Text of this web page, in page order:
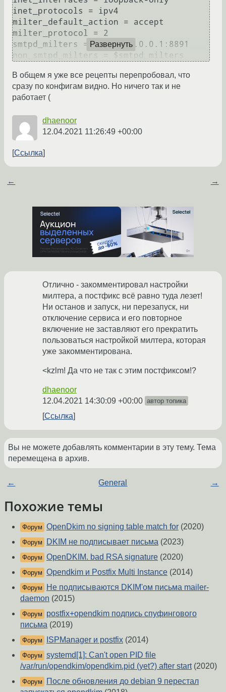
inet_protocols = ipv4
milter_default_action = accept
milter_protocol = 2
smtpd_milters = inet:127.0.0.1:8891
Развернуть
В общем я уже все рецепты перепробовал, что
сразу по конфигам видно. Но ничего так и не
работает (
dhaenoor
12.04.2021 11:26:49 +00:00
Ссылка
← →
Отлично - закомментировал настройки
милтера, а постфикс всё равно туда лезет!
Ни останов и запуск, ни перезапуск, ни
отключение сервиса и его повторное
включение не заставляют его прекратить
пользоваться настройкой милтера, которая
уже закомментирована.
<kzlm! Да что не так с этим постфиксом!?
dhaenoor
12.04.2021 14:30:09 +00:00 автор топика
Ссылка
Вы не можете добавлять комментарии в эту тему. Тема
перемещена в архив.
← General →
Похожие темы
Форум OpenDkim no signing table match for (2020)
Форум DKIM не подписывает письма (2023)
Форум OpenDKIM. bad RSA signature (2020)
Форум Opendkim и Postfix Multi Instance (2014)
Форум
Не подписываются DKIM'ом письма mailer-
daemon (2015)
Форум
postfix+opendkim подпись спуфингового
письма (2019)
Форум ISPManager и postfix (2014)
Форум systemd[1]: Can't open PID file
/var/run/opendkim/opendkim.pid (yet?) after start(2020)
Форум
После обновления до debian 9 перестал